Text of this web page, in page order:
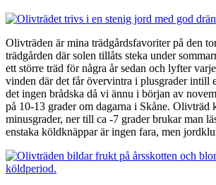
Olivträden är mina trädgårdsfavoriter på den
trädgården där solen tillåts steka under
ett större träd för några år sedan och lyfter
vinden där det får övervintra i plusgrader intill
det ingen brådska då vi ännu i början av
på 10-13 grader om dagarna i Skåne. Olivträd
minusgrader, ner till ca -7 grader brukar man
enstaka köldknäppar är ingen fara, men